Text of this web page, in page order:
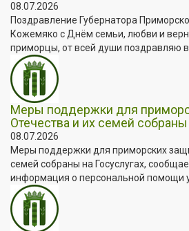
08.07.2026
Поздравление Губернатора
Кожемяко с Днём семьи, любви и
приморцы, от всей души поздравляю
Меры поддержки для
Отечества и их семей собраны
08.07.2026
Меры поддержки для приморских
семей собраны на Госуслугах,
информация о персональной помощи